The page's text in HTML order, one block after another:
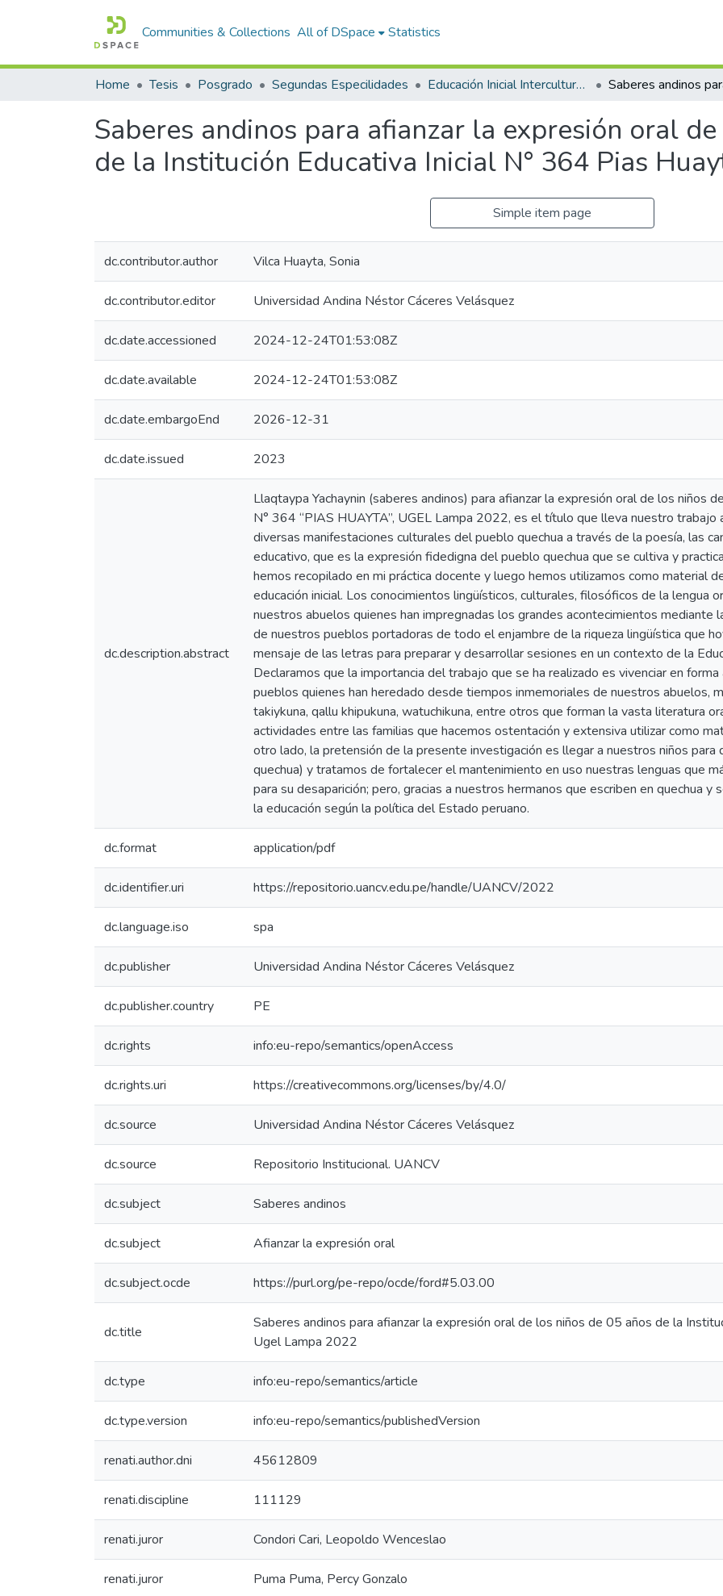
Communities & Collections All of DSpace Statistics
Home Tesis Posgrado Segundas Especilidades Educación Inicial Intercultural Bilingüe
Saberes andinos para afianzar la expresión oral
de la Institución Educativa Inicial N° 364 Pias
Simple item page
dc.contributor.author Vilca Huayta, Sonia
dc.contributor.editor Universidad Andina Néstor Cáceres Velásquez
dc.date.accessioned 2024-12-24T01:53:08Z
dc.date.available 2024-12-24T01:53:08Z
dc.date.embargoEnd 2026-12-31
dc.date.issued 2023
dc.description.abstract
Llaqtaypa Yachaynin (saberes andinos) para afianzar la expresión oral de los niños
N° 364 “PIAS HUAYTA”, UGEL Lampa 2022, es el título que lleva nuestro
diversas manifestaciones culturales del pueblo quechua a través de la poesía, las
educativo, que es la expresión fidedigna del pueblo quechua que se cultiva y
hemos recopilado en mi práctica docente y luego hemos utilizamos como material
educación inicial. Los conocimientos lingüísticos, culturales, filosóficos de la lengua
nuestros abuelos quienes han impregnadas los grandes acontecimientos mediante
de nuestros pueblos portadoras de todo el enjambre de la riqueza lingüística que
mensaje de las letras para preparar y desarrollar sesiones en un contexto de la
Declaramos que la importancia del trabajo que se ha realizado es vivenciar en
pueblos quienes han heredado desde tiempos inmemoriales de nuestros abuelos,
takiykuna, qallu khipukuna, watuchikuna, entre otros que forman la vasta literatura
actividades entre las familias que hacemos ostentación y extensiva utilizar como
otro lado, la pretensión de la presente investigación es llegar a nuestros niños para
quechua) y tratamos de fortalecer el mantenimiento en uso nuestras lenguas que
para su desaparición; pero, gracias a nuestros hermanos que escriben en quechua
la educación según la política del Estado peruano.
dc.format application/pdf
dc.identifier.uri https://repositorio.uancv.edu.pe/handle/UANCV/2022
dc.language.iso spa
dc.publisher Universidad Andina Néstor Cáceres Velásquez
dc.publisher.country PE
dc.rights info:eu-repo/semantics/openAccess
dc.rights.uri https://creativecommons.org/licenses/by/4.0/
dc.source Universidad Andina Néstor Cáceres Velásquez
dc.source Repositorio Institucional. UANCV
dc.subject Saberes andinos
dc.subject Afianzar la expresión oral
dc.subject.ocde https://purl.org/pe-repo/ocde/ford#5.03.00
dc.title
Saberes andinos para afianzar la expresión oral de los niños de 05 años de la
Ugel Lampa 2022
dc.type info:eu-repo/semantics/article
dc.type.version info:eu-repo/semantics/publishedVersion
renati.author.dni 45612809
renati.discipline 111129
renati.juror Condori Cari, Leopoldo Wenceslao
renati.juror Puma Puma, Percy Gonzalo